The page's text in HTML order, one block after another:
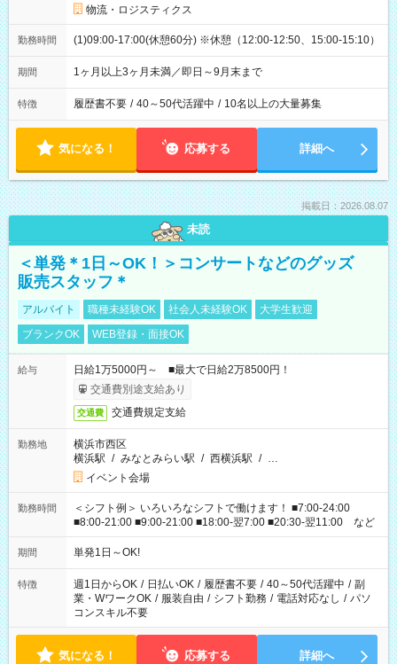
物流・ロジスティクス
勤務時間 (1)09:00-17:00(休憩60分) ※休憩（12:00-12:50、15:00-15:10）
期間 1ヶ月以上3ヶ月未満／即日～9月末まで
特徴 履歴書不要 / 40～50代活躍中 / 10名以上の大量募集
気になる！ 応募する 詳細へ
掲載日：2026.08.07
未読
＜単発＊1日～OK！＞コンサートなどのグッズ
販売スタッフ＊
アルバイト 職種未経験OK 社会人未経験OK
大学生歓迎
ブランクOK
WEB登録・面接OK
給与
日給1万5000円～ ■最大で日給2万8500円！
交通費別途支給あり
交通費 交通費規定支給
勤務地
横浜市西区
横浜駅 / みなとみらい駅 / 西横浜駅 / …
イベント会場
勤務時間
＜シフト例＞ いろいろなシフトで働けます！ ■7:00-24:00
■8:00-21:00 ■9:00-21:00 ■18:00-翌7:00 ■20:30-翌11:00 など
期間 単発1日～OK!
特徴 週1日からOK / 日払いOK / 履歴書不要 / 40～50代活躍中 / 副
業・WワークOK / 服装自由 / シフト勤務 / 電話対応なし / パソ
コンスキル不要
気になる！ 応募する 詳細へ